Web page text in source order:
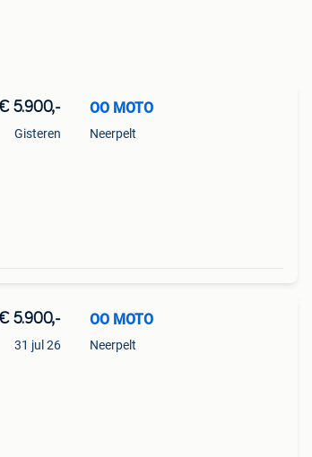
€ 5.900,-
Gisteren
OO MOTO
Neerpelt
€ 5.900,-
31 jul 26
OO MOTO
Neerpelt